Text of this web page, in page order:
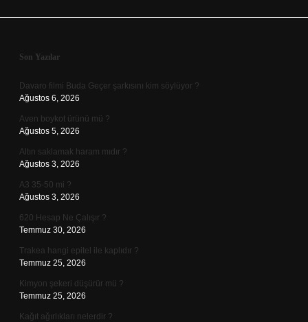
Sidebar
Son Yazılar
Davaro filmi Buda Geçer şarkısını kim söylüyor ?
Ağustos 6, 2026
Aven boykot ürünü mü ?
Ağustos 5, 2026
Altın saklamak haram mıdır ?
Ağustos 3, 2026
A3 35-50 mi ?
Ağustos 3, 2026
620 Hesap Ne Çalışır ?
Temmuz 30, 2026
Trakea hangi epitel ile kaplıdır ?
Temmuz 25, 2026
Kimyon şekeri düşürür mü ?
Temmuz 25, 2026
Kağıt ağırlıkları nelerdir ?